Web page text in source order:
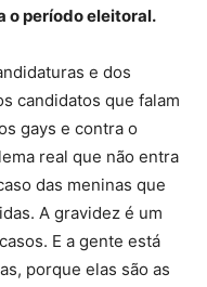
o período eleitoral.
e dos
candidatos que falam
gays e contra o
real que não entra
das meninas que
A gravidez é um
E a gente está
porque elas são as